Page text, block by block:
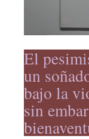
El
un
bajo la
sin